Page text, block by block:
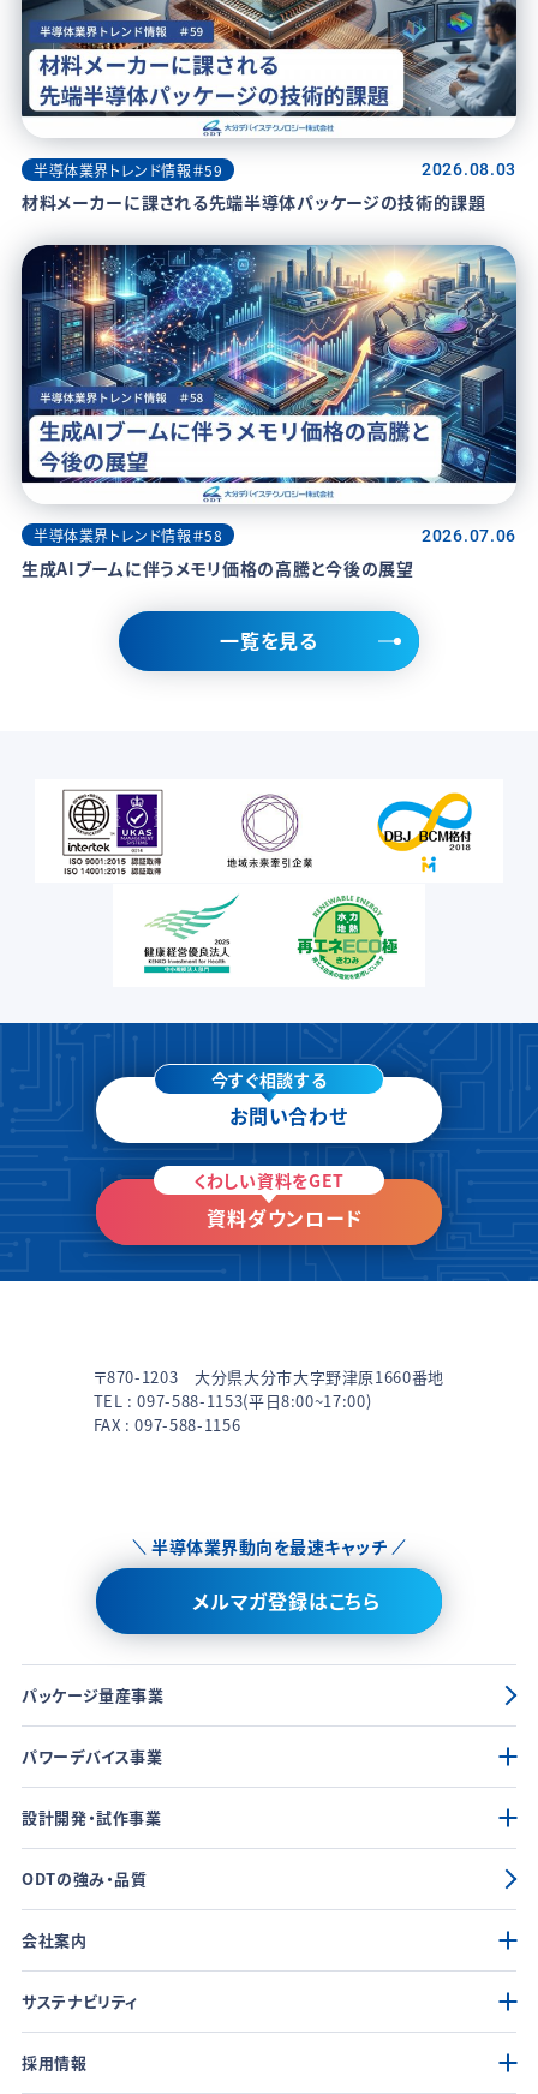
半導体業界トレンド情報＃59 2026.08.03
材料メーカーに課される先端半導体パッケージの技術的課題
半導体業界トレンド情報＃58 2026.07.06
生成AIブームに伴うメモリ価格の高騰と今後の展望
一覧を見る
今すぐ相談する
お問い合わせ
くわしい資料をGET
資料ダウンロード
〒870-1203 大分県大分市大字野津原1660番地
TEL :097-588-1153(平日8:00~17:00)
FAX : 097-588-1156
半導体業界動向を最速キャッチ
メルマガ登録はこちら
パッケージ量産事業
パワーデバイス事業
設計開発・試作事業
ODTの強み・品質
会社案内
サステナビリティ
採用情報